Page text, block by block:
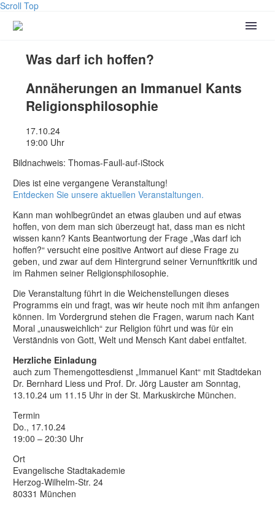
Scroll Top
Was darf ich hoffen?
Annäherungen an Immanuel Kants
Religionsphilosophie
17.10.24
19:00 Uhr
Bildnachweis: Thomas-Faull-auf-iStock
Dies ist eine vergangene Veranstaltung!
Entdecken Sie unsere aktuellen Veranstaltungen.
Kann man wohlbegründet an etwas glauben und auf etwas
hoffen, von dem man sich überzeugt hat, dass man es nicht
wissen kann? Kants Beantwortung der Frage „Was darf ich
hoffen?“ versucht eine positive Antwort auf diese Frage zu
geben, und zwar auf dem Hintergrund seiner Vernunftkritik und
im Rahmen seiner Religionsphilosophie.
Die Veranstaltung führt in die Weichenstellungen dieses
Programms ein und fragt, was wir heute noch mit ihm anfangen
können. Im Vordergrund stehen die Fragen, warum nach Kant
Moral „unausweichlich“ zur Religion führt und was für ein
Verständnis von Gott, Welt und Mensch Kant dabei entfaltet.
Herzliche Einladung
auch zum Themengottesdienst „Immanuel Kant“ mit Stadtdekan
Dr. Bernhard Liess und Prof. Dr. Jörg Lauster am Sonntag,
13.10.24 um 11.15 Uhr in der St. Markuskirche München.
Termin
Do., 17.10.24
19:00 – 20:30 Uhr
Ort
Evangelische Stadtakademie
Herzog-Wilhelm-Str. 24
80331 München